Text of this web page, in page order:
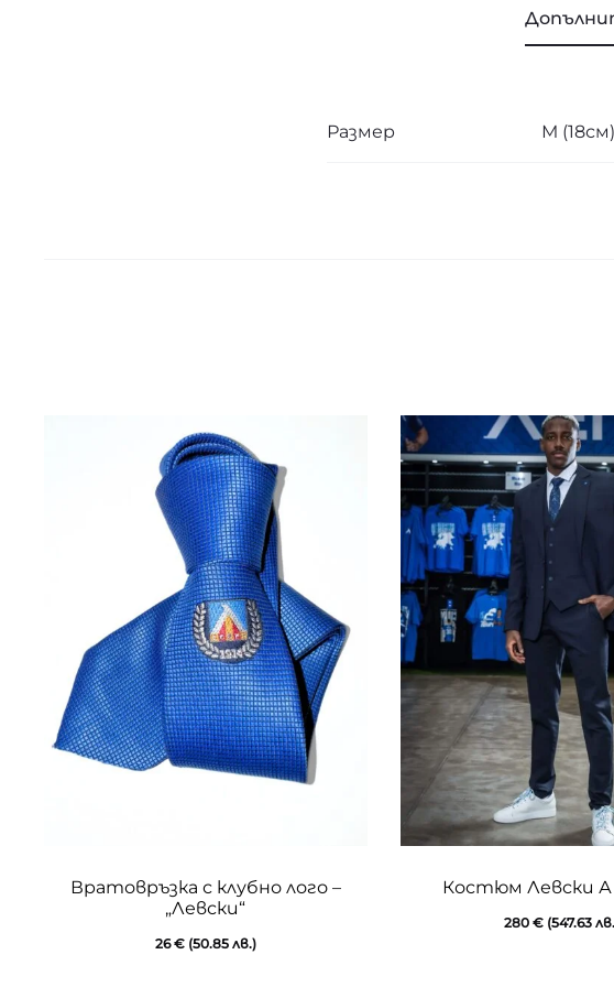
Размер М
Вратовръзка с клубно лого –
„Левски“
26€ (50.85 лв.)
Костюм Левски
280 € (547.63